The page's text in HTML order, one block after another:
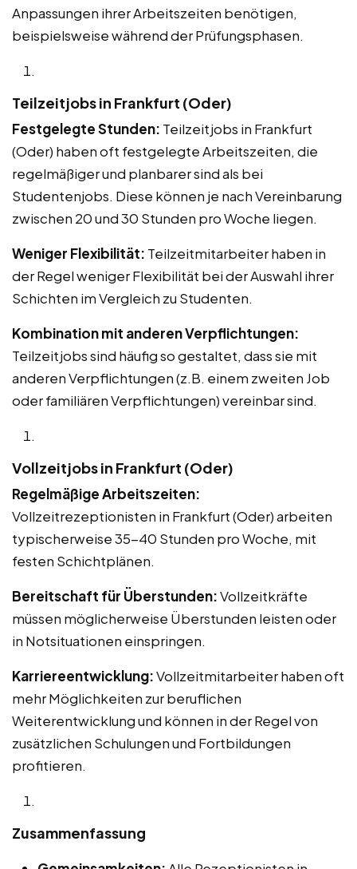
Anpassungen ihrer Arbeitszeiten benötigen,
beispielsweise während der Prüfungsphasen.
Teilzeitjobs in Frankfurt (Oder)
Festgelegte Stunden: Teilzeitjobs in Frankfurt
(Oder) haben oft festgelegte Arbeitszeiten, die
regelmäßiger und planbarer sind als bei
Studentenjobs. Diese können je nach Vereinbarung
zwischen 20 und 30 Stunden pro Woche liegen.
Weniger Flexibilität: Teilzeitmitarbeiter haben in
der Regel weniger Flexibilität bei der Auswahl ihrer
Schichten im Vergleich zu Studenten.
Kombination mit anderen Verpflichtungen:
Teilzeitjobs sind häufig so gestaltet, dass sie mit
anderen Verpflichtungen (z.B. einem zweiten Job
oder familiären Verpflichtungen) vereinbar sind.
Vollzeitjobs in Frankfurt (Oder)
Regelmäßige Arbeitszeiten:
Vollzeitrezeptionisten in Frankfurt (Oder) arbeiten
typischerweise 35-40 Stunden pro Woche, mit
festen Schichtplänen.
Bereitschaft für Überstunden:Vollzeitkräfte
müssen möglicherweise Überstunden leisten oder
in Notsituationen einspringen.
Karriereentwicklung:Vollzeitmitarbeiter haben oft
mehr Möglichkeiten zur beruflichen
Weiterentwicklung und können in der Regel von
zusätzlichen Schulungen und Fortbildungen
profitieren.
Zusammenfassung